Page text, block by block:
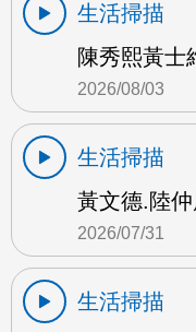
生活掃描
陳秀熙黃士
2026/08/03
生活掃描
黃文德.陸
2026/07/31
生活掃描